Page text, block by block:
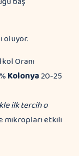
oluyor.
Oranı
Kolonya20-25
ilk tercih o
mikropları etkili